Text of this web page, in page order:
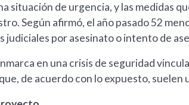
situación de urgencia, y las medidas
Según afirmó, el año pasado 52
judiciales por asesinato o intento de
en una crisis de seguridad
de acuerdo con lo expuesto, suelen